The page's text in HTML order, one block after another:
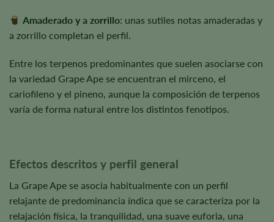
Amaderado y a zorrillo: unas sutiles notas amaderadas y
a zorrillo completan el perfil.
Entre los terpenos predominantes que suelen asociarse con
la variedad Grape Ape se encuentran el mirceno, el
cariofileno y el pineno, aunque la composición de terpenos
varía de forma natural entre los distintos fenotipos.
Efectos descritos y perfil general
La Grape Ape se asocia habitualmente con un perfil
relajante de predominancia índica que se caracteriza por la
relajación física, la tranquilidad, una suave euforia, una